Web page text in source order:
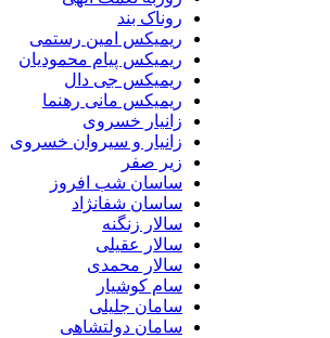
روناک بند
ریمیکس امین رستمی
ریمیکس پیام محمودیان
ریمیکس جی دال
ریمیکس مانی رهنما
زانیار خسروی
زانیار و سیروان خسروی
زیر صفر
ساسان شب افروز
ساسان شفانژاد
سالار زنگنه
سالار عقیلی
سالار محمدی
سام کوشیار
سامان جلیلی
سامان دولتشاهی